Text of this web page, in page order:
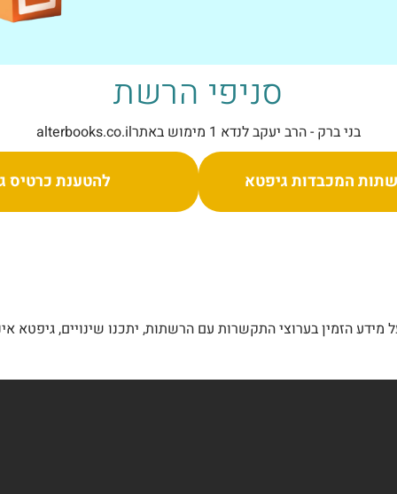
סניפי הרשת
בני ברק - הרב יעקב לנדא 1 מימוש באתרalterbooks.co.il
המכבדות גיפטא להטענת כרטיס
הזמין בערוצי התקשרות עם הרשתות, יתכנו שינויים, גיפטא